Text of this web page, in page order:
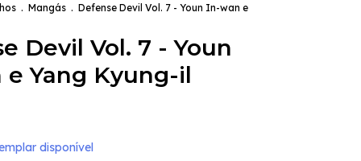
. Mangás . Defense Devil Vol. 7 - Youn In-wan e
Devil Vol. 7 - Youn
Yang Kyung-il
disponível